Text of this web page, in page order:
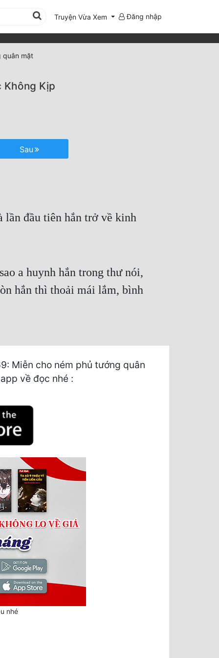
Truyện Vừa Xem Đăng nhập
quân mặt
Không Kịp
Sau
lần đầu tiên hắn trở về kinh
a huynh hắn trong thư nói,
hắn thì thoải mái lắm, bình
Miễn cho ném phủ tướng quân
về đọc nhé :
nhé